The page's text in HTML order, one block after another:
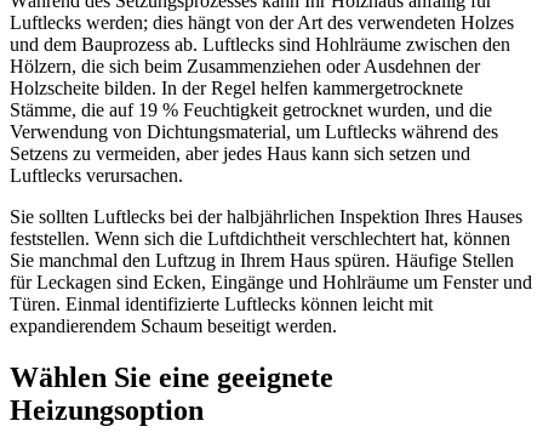
Luftlecks werden; dies hängt von der Art des verwendeten Holzes
und dem Bauprozess ab. Luftlecks sind Hohlräume zwischen den
Hölzern, die sich beim Zusammenziehen oder Ausdehnen der
Holzscheite bilden. In der Regel helfen kammergetrocknete
Stämme, die auf 19 % Feuchtigkeit getrocknet wurden, und die
Verwendung von Dichtungsmaterial, um Luftlecks während des
Setzens zu vermeiden, aber jedes Haus kann sich setzen und
Luftlecks verursachen.
Sie sollten Luftlecks bei der halbjährlichen Inspektion Ihres Hauses
feststellen. Wenn sich die Luftdichtheit verschlechtert hat, können
Sie manchmal den Luftzug in Ihrem Haus spüren. Häufige Stellen
für Leckagen sind Ecken, Eingänge und Hohlräume um Fenster und
Türen. Einmal identifizierte Luftlecks können leicht mit
expandierendem Schaum beseitigt werden.
Wählen Sie eine geeignete
Heizungsoption